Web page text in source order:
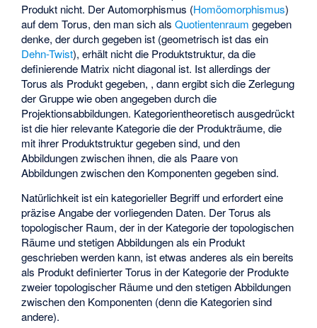
Produkt nicht. Der Automorphismus (Homöomorphismus)
auf dem Torus, den man sich alsQuotientenraum gegeben
denke, der durchgegeben ist (geometrisch ist das ein
Dehn-Twist), erhält nicht die Produktstruktur, da die
definierende Matrix nicht diagonal ist. Ist allerdings der
Torus als Produkt gegeben, , dann ergibt sich die Zerlegung
der Gruppe wie oben angegeben durch die
Projektionsabbildungen. Kategorientheoretisch ausgedrückt
ist die hier relevante Kategorie die der Produkträume, die
mit ihrer Produktstruktur gegeben sind, und den
Abbildungen zwischen ihnen, die als Paare von
Abbildungen zwischen den Komponenten gegeben sind.
Natürlichkeit ist ein kategorieller Begriff und erfordert eine
präzise Angabe der vorliegenden Daten. Der Torus als
topologischer Raum, der in der Kategorie der topologischen
Räume und stetigen Abbildungen als ein Produkt
geschrieben werden kann, ist etwas anderes als ein bereits
als Produkt definierter Torus in der Kategorie der Produkte
zweier topologischer Räume und den stetigen Abbildungen
zwischen den Komponenten (denn die Kategorien sind
andere).